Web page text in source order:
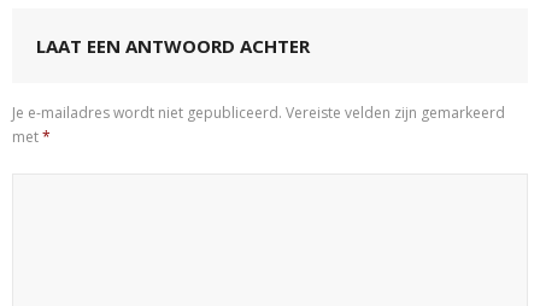
LAAT EEN ANTWOORD ACHTER
Je e-mailadres wordt niet gepubliceerd. Vereiste velden zijn gemarkeerd
met*